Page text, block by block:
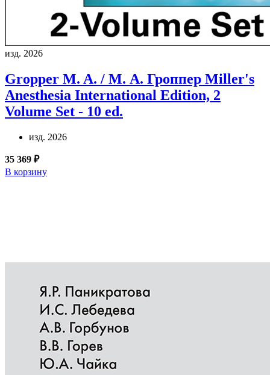
изд. 2026
Gropper M. A. / М. А. Гроппер Miller's
Anesthesia International Edition, 2
Volume Set - 10 ed.
изд. 2026
35 369 ₽
В корзину